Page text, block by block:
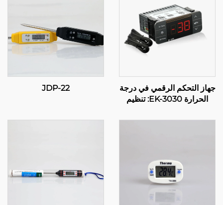
جهاز التحكم الرقمي في درجة
الحرارة EK-3030: تنظيم
للتطبيقات الصناعية والتجارية
JDP-22